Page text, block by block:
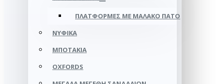
ΠΛΑΤΦΟΡΜΕΣ ΜΕ ΜΑΛΑΚΟ ΠΑΤΟ
ΝΥΦΙΚΆ
ΜΠΟΤΆΚΙΑ
OXFORDS